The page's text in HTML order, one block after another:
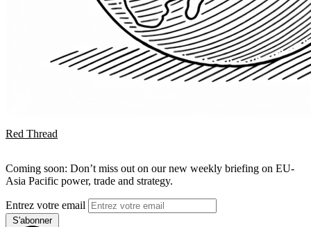
Red Thread
Coming soon: Don’t miss out on our new weekly briefing on EU-
Asia Pacific power, trade and strategy.
Entrez votre email
S'abonner